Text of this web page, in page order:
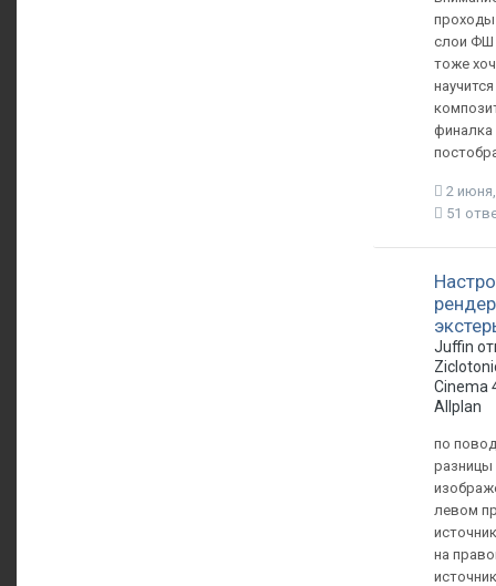
слои ФШ
тоже
научится
финалка
2
51
Juffin
Cinema
Allplan
по
разницы
левом
на